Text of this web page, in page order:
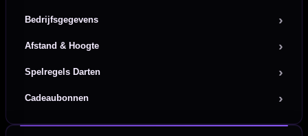
Bedrijfsgegevens
Afstand & Hoogte
Spelregels Darten
Cadeaubonnen